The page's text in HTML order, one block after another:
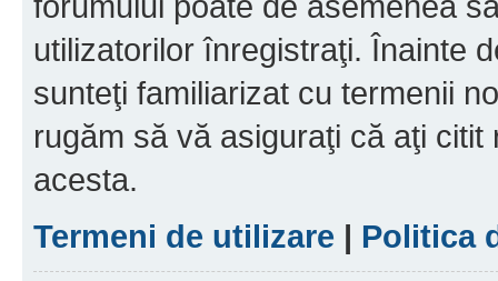
utilizatorilor înregistraţi. Înainte
sunteţi familiarizat cu termenii
rugăm să vă asiguraţi că aţi
acesta.
Termeni de utilizare | Politica